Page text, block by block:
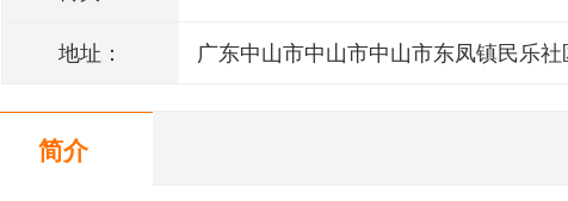
地址： 广东中山市中山市中山市东凤镇民乐社
简介